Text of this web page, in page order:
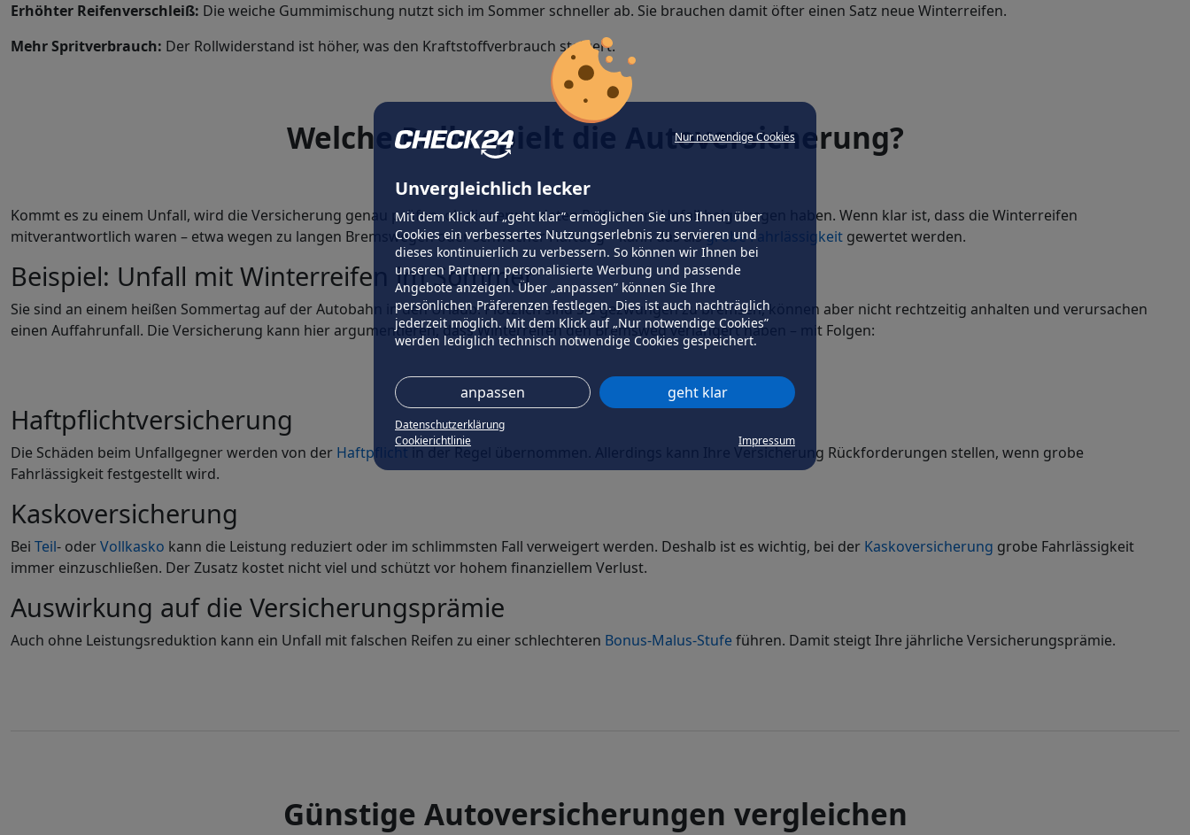
Nur notwendige Cookies
Unvergleichlich lecker
Mit dem Klick auf „geht klar” ermöglichen Sie uns Ihnen über
Cookies ein verbessertes Nutzungserlebnis zu servieren und
dieses kontinuierlich zu verbessern. So können wir Ihnen bei
unseren Partnern personalisierte Werbung und passende
Angebote anzeigen. Über „anpassen” können Sie Ihre
persönlichen Präferenzen festlegen. Dies ist auch nachträglich
jederzeit möglich. Mit dem Klick auf „Nur notwendige Cookies”
werden lediglich technisch notwendige Cookies gespeichert.
anpassen geht klar
Datenschutzerklärung
Cookierichtlinie
Impressum
Erhöhter Reifenverschleiß: Die weiche Gummimischung nutzt sich im Sommer schneller ab. Sie brauchen damit öfter einen Satz neue Winterreifen.
Mehr Spritverbrauch: Der Rollwiderstand ist höher, was den Kraftstoffverbrauch steigert.
Welche Rolle spielt die Autoversicherung?
Kommt es zu einem Unfall, wird die Versicherung genau prüfen, ob die verwendeten Reifen zum Unfall beigetragen haben. Wenn klar ist, dass die Winterreifen
mitverantwortlich waren – etwa wegen zu langen Bremswegen oder schwacher Haftung – kann das alsgrobe Fahrlässigkeit gewertet werden.
Beispiel: Unfall mit Winterreifen im Sommer
Sie sind an einem heißen Sommertag auf der Autobahn in den Urlaub. Plötzlich sind Sie gezwungen zu bremsen, können aber nicht rechtzeitig anhalten und verursachen
einen Auffahrunfall. Die Versicherung kann hier argumentieren, dass Winterreifen den Bremsweg verlängert haben – mit Folgen:
Haftpflichtversicherung
Die Schäden beim Unfallgegner werden von der Haftpflichtin der Regel übernommen. Allerdings kann Ihre Versicherung Rückforderungen stellen, wenn grobe
Fahrlässigkeit festgestellt wird.
Kaskoversicherung
Bei Teil- oderVollkasko kann die Leistung reduziert oder im schlimmsten Fall verweigert werden. Deshalb ist es wichtig, bei der Kaskoversicherung grobe Fahrlässigkeit
immer einzuschließen. Der Zusatz kostet nicht viel und schützt vor hohem finanziellem Verlust.
Auswirkung auf die Versicherungsprämie
Auch ohne Leistungsreduktion kann ein Unfall mit falschen Reifen zu einer schlechteren Bonus-Malus-Stufeführen. Damit steigt Ihre jährliche Versicherungsprämie.
Günstige Autoversicherungen vergleichen